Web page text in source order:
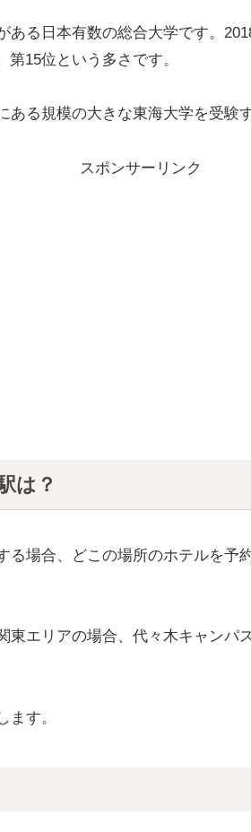
ある日本有数の総合大学です。
15位という多さです。
ある規模の大きな東海大学を受験
スポンサーリンク
は？
る場合、どこの場所のホテルを予
東エリアの場合、代々木キャンパ
ます。